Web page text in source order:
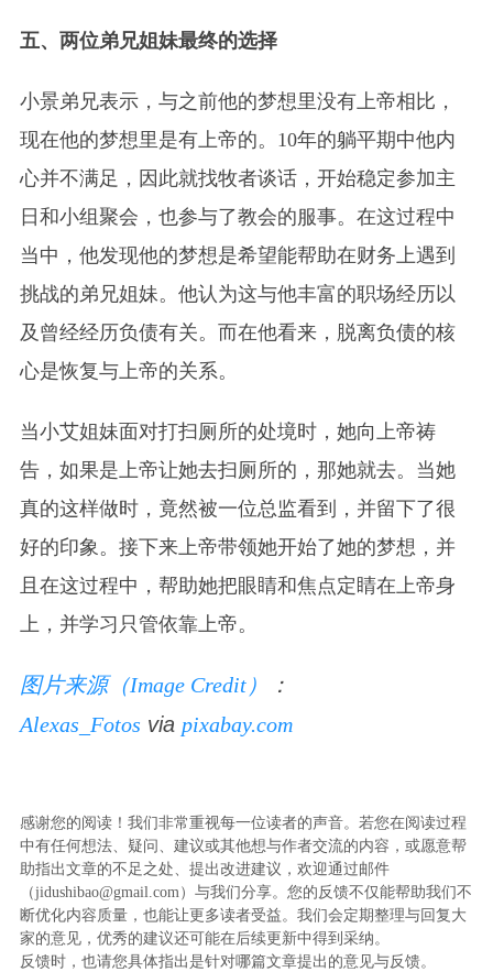
五、两位弟兄姐妹最终的选择
小景弟兄表示，与之前他的梦想里没有上帝相比，
现在他的梦想里是有上帝的。10年的躺平期中他内
心并不满足，因此就找牧者谈话，开始稳定参加主
日和小组聚会，也参与了教会的服事。在这过程中
当中，他发现他的梦想是希望能帮助在财务上遇到
挑战的弟兄姐妹。他认为这与他丰富的职场经历以
及曾经经历负债有关。而在他看来，脱离负债的核
心是恢复与上帝的关系。
当小艾姐妹面对打扫厕所的处境时，她向上帝祷
告，如果是上帝让她去扫厕所的，那她就去。当她
真的这样做时，竟然被一位总监看到，并留下了很
好的印象。接下来上帝带领她开始了她的梦想，并
且在这过程中，帮助她把眼睛和焦点定睛在上帝身
上，并学习只管依靠上帝。
图片来源（Image Credit）
：
Alexas_Fotos via pixabay.com
感谢您的阅读！我们非常重视每一位读者的声音。若您在阅读过程
中有任何想法、疑问、建议或其他想与作者交流的内容，或愿意帮
助指出文章的不足之处、提出改进建议，欢迎通过邮件
（jidushibao@gmail.com）与我们分享。您的反馈不仅能帮助我们不
断优化内容质量，也能让更多读者受益。我们会定期整理与回复大
家的意见，优秀的建议还可能在后续更新中得到采纳。
反馈时，也请您具体指出是针对哪篇文章提出的意见与反馈。